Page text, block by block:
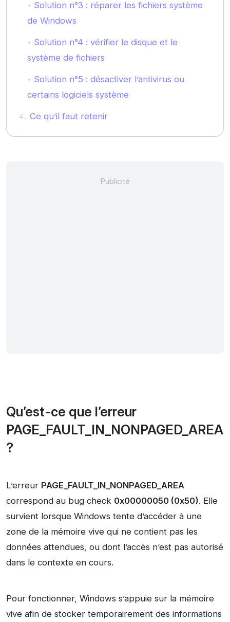
Solution n°3 : réparer les fichiers système
de Windows
Solution n°4 : vérifier le disque et le
système de fichiers
Solution n°5 : désactiver l’antivirus ou
certains logiciels système
Ce qu’il faut retenir
Qu’est-ce que l’erreur
PAGE_FAULT_IN_NONPAGED_AREA
?
L’erreur PAGE_FAULT_IN_NONPAGED_AREA
correspond au bug check 0x00000050 (0x50). Elle
survient lorsque Windows tente d’accéder à une
zone de la mémoire vive qui ne contient pas les
données attendues, ou dont l’accès n’est pas autorisé
dans le contexte en cours.
Pour fonctionner, Windows s’appuie sur la mémoire
vive afin de stocker temporairement des informations